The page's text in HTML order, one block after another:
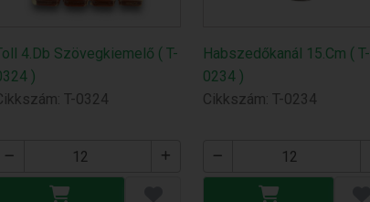
4.Db Szövegkiemelő ( T-
)
T-0324
Habszedőkanál 15.Cm ( T-
0234 )
Cikkszám: T-0234